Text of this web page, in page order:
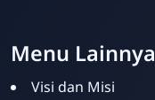
Menu Lainnya
Visi dan Misi